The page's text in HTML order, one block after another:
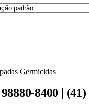
8400 | (41)